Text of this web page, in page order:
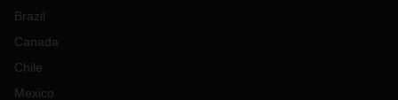
Brazil
Canada
Chile
Mexico